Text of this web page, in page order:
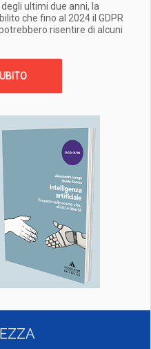
ultimi due anni, la
che fino al 2024 il GDPR
risentire di alcuni